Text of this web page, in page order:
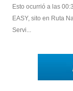
Esto ocurrió a las
EASY, sito en Ruta
Servi...